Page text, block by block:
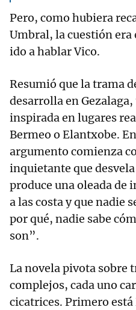
Pero, como hubiera
Umbral, la cuestión
ido a hablar Vico.
Resumió que la trama
desarrolla en
inspirada en lugares
Bermeo o Elantxobe.
argumento comienza
inquietante que
produce una oleada de
a las costa y que nadie
por qué, nadie sabe
son”.
La novela pivota sobre
complejos, cada uno
cicatrices. Primero